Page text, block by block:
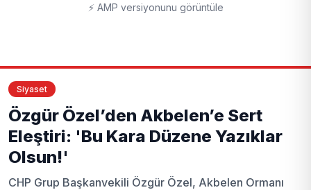
⚡ AMP versiyonunu görüntüle
Siyaset
Özgür Özel’den Akbelen’e Sert
Eleştiri: 'Bu Kara Düzene Yazıklar
Olsun!'
CHP Grup Başkanvekili Özgür Özel, Akbelen Ormanı